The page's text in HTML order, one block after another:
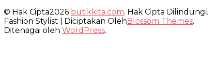
© Hak Cipta2026 butikkita.com. Hak Cipta Dilindungi.
Fashion Stylist | Diciptakan OlehBlossom Themes.
Ditenagai oleh WordPress.